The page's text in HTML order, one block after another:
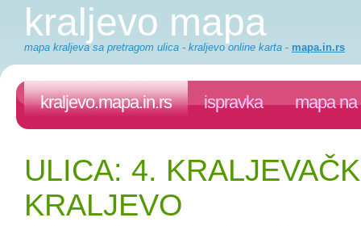
kraljevo mapa
mapa kraljeva sa pretragom ulica - kraljevo online karta - mapa.in.rs
kraljevo.mapa.in.rs ispravka mapa na
ULICA: 4.
KRALJEVO